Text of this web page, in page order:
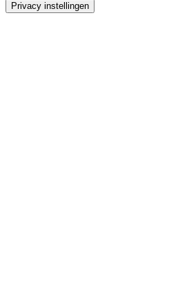
Privacy instellingen